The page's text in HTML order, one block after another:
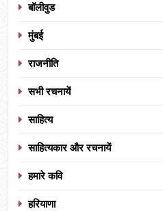
बॉलीवुड
मुंबई
राजनीति
सभी रचनायें
साहित्य
साहित्यकार और रचनायें
हमारे कवि
हरियाणा